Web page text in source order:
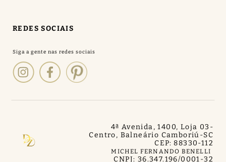
REDES SOCIAIS
MICHEL FERNANDO BENELLI
4ª Avenida, 1400, Loja 03 -
Centro, Balneário Camboriú-SC
CEP: 88330-112
CNPJ: 36.347.196/0001-32